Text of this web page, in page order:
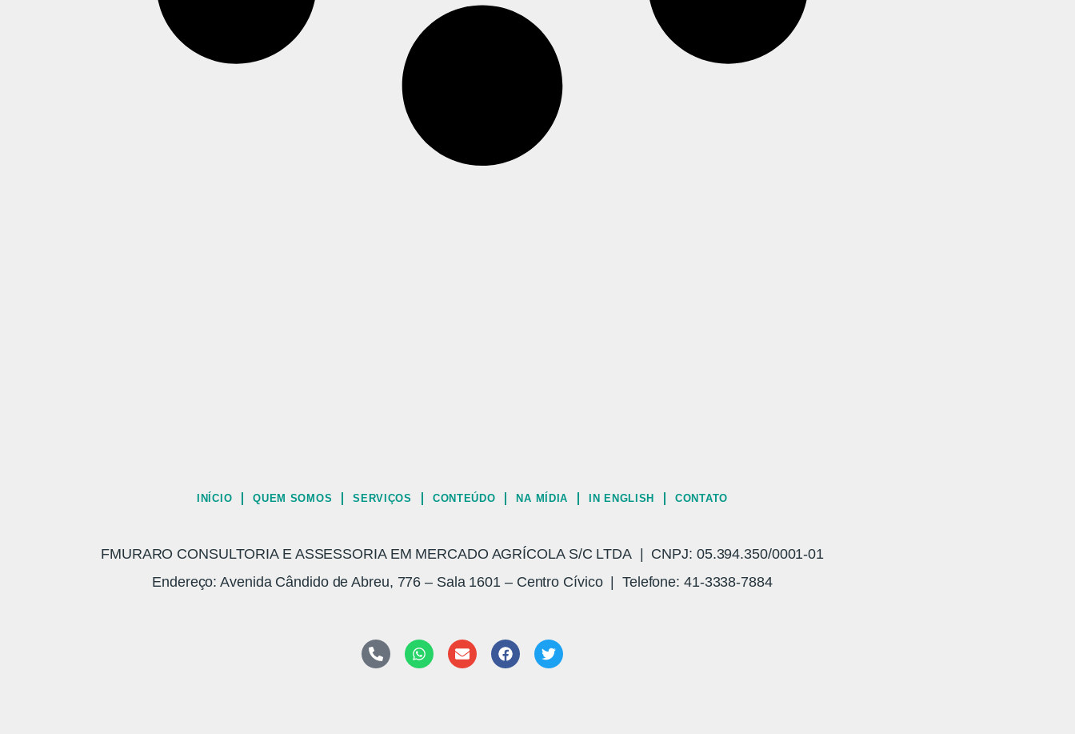
INÍCIO QUEM SOMOS SERVIÇOS CONTEÚDO NA MÍDIA IN ENGLISH CONTATO
FMURARO CONSULTORIA E ASSESSORIA EM MERCADO AGRÍCOLA S/C LTDA | CNPJ: 05.394.350/0001-01
Endereço: Avenida Cândido de Abreu, 776 – Sala 1601 – Centro Cívico | Telefone: 41-3338-7884